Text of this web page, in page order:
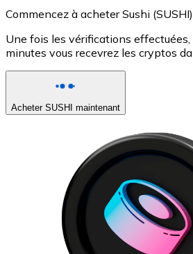
Commencez à acheter Sushi (SUSHI)
Une fois les vérifications
minutes vous recevrez les cryptos
Acheter SUSHI maintenant